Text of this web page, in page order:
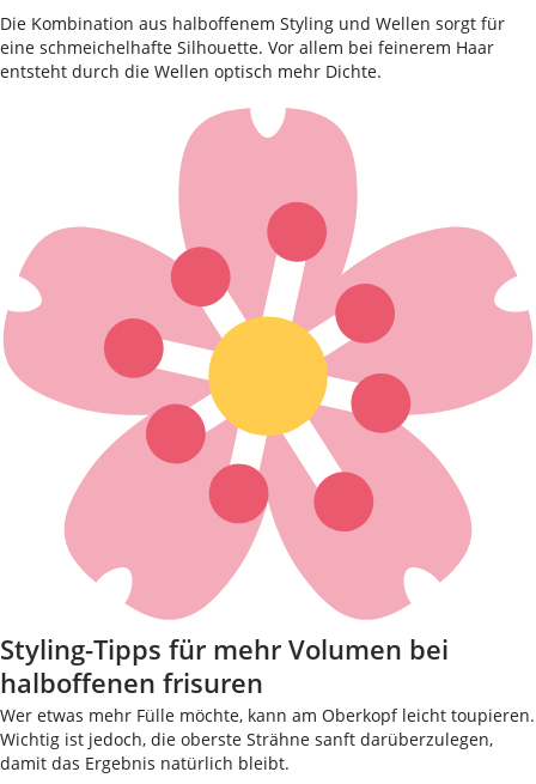
Die Kombination aus halboffenem Styling und Wellen sorgt für
eine schmeichelhafte Silhouette. Vor allem bei feinerem Haar
entsteht durch die Wellen optisch mehr Dichte.
Styling-Tipps für mehr Volumen bei
halboffenen frisuren
Wer etwas mehr Fülle möchte, kann am Oberkopf leicht toupieren.
Wichtig ist jedoch, die oberste Strähne sanft darüberzulegen,
damit das Ergebnis natürlich bleibt.